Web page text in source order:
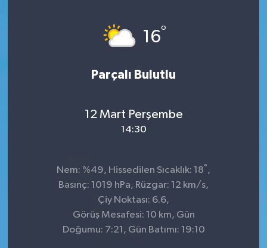
16°
Parçalı Bulutlu
12 Mart Perşembe
14:30
Nem: %49, Hissedilen Sıcaklık: 18° ,
Basınç: 1019 hPa, Rüzgar: 12 km/s,
Çiy Noktası: 6.6,
Görüş Mesafesi: 10 km, Gün
Doğumu: 7:21, Gün Batımı: 19:10